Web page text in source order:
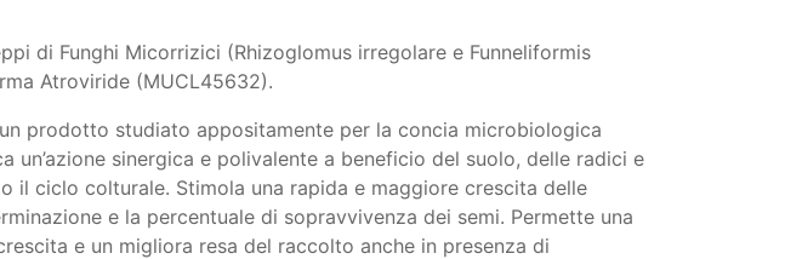
di Funghi Micorrizici (Rhizoglomus irregolare e Funneliformis
Atroviride (MUCL45632).
prodotto studiato appositamente per la concia microbiologica
un’azione sinergica e polivalente a beneficio del suolo, delle radici e
il ciclo colturale. Stimola una rapida e maggiore crescita delle
e la percentuale di sopravvivenza dei semi. Permette una
e un migliora resa del raccolto anche in presenza di